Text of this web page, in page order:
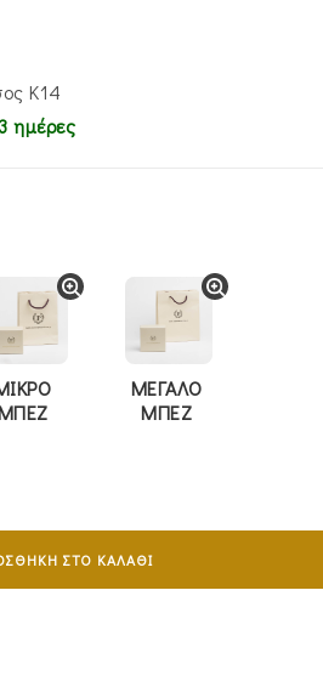
Κ14
ημέρες
ΜΕΓΑΛΟ
ΜΠΕΖ
ΣΤΟ ΚΑΛΆΘΙ